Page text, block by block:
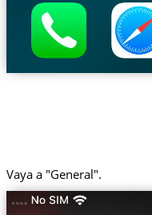
Vaya a "General".